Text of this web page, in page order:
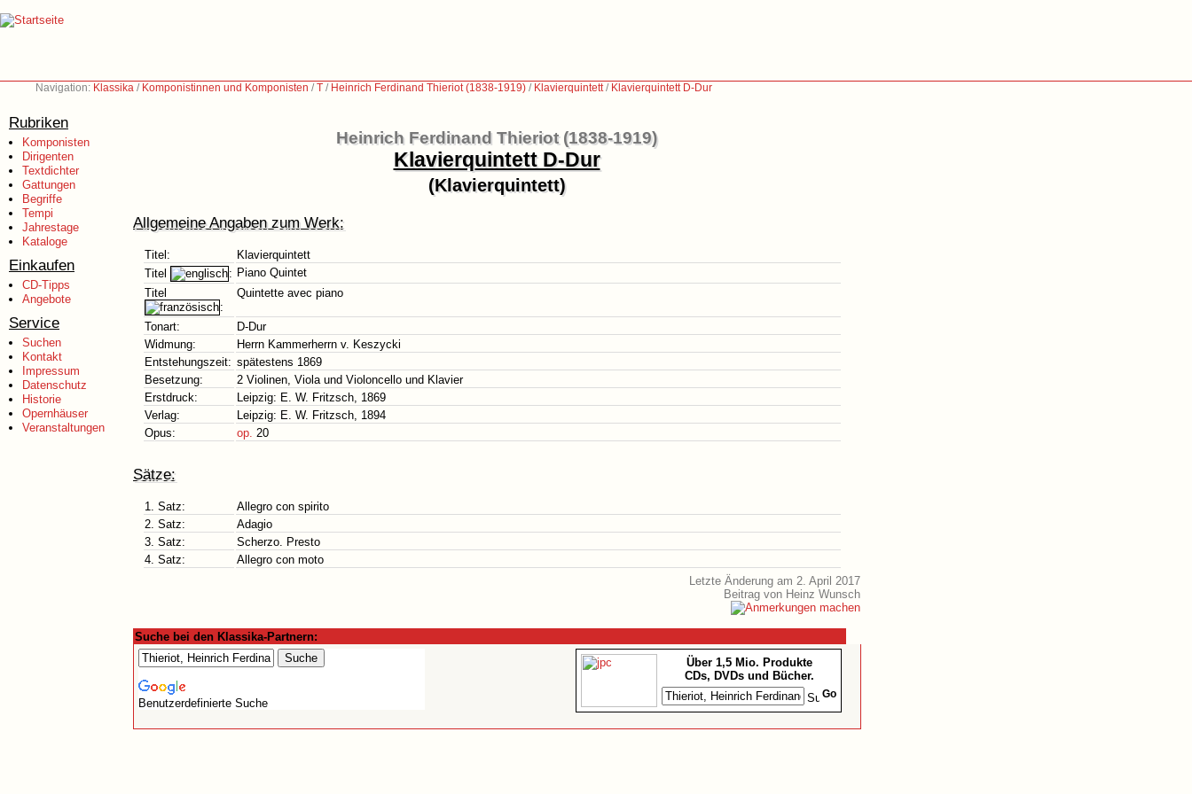
Navigation: Klassika / Komponistinnen und Komponisten /T / Heinrich Ferdinand Thieriot (1838-1919) / Klavierquintett/ Klavierquintett D-Dur
Rubriken
Komponisten
Dirigenten
Textdichter
Gattungen
Begriffe
Tempi
Jahrestage
Kataloge
Einkaufen
CD-Tipps
Angebote
Service
Suchen
Kontakt
Impressum
Datenschutz
Historie
Opernhäuser
Veranstaltungen
Heinrich Ferdinand Thieriot (1838-1919)
Klavierquintett D-Dur
(Klavierquintett)
Allgemeine Angaben zum Werk:
Titel:
Klavierquintett
Titel
: Piano Quintet
Titel
:
Quintette avec piano
Tonart:
D-Dur
Widmung:
Herrn Kammerherrn v. Keszycki
Entstehungszeit: spätestens 1869
Besetzung:
2 Violinen, Viola und Violoncello und Klavier
Erstdruck:
Leipzig: E. W. Fritzsch, 1869
Verlag:
Leipzig: E. W. Fritzsch, 1894
Opus:
op. 20
Sätze:
1. Satz:
Allegro con spirito
2. Satz:
Adagio
3. Satz:
Scherzo. Presto
4. Satz:
Allegro con moto
Letzte Änderung am 2. April 2017
Beitrag von Heinz Wunsch
Suche bei den Klassika-Partnern:
Benutzerdefinierte Suche
Über 1,5 Mio. Produkte
CDs, DVDs und Bücher.
Go